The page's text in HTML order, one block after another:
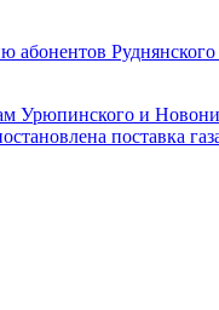
абонентов Руднянского
Урюпинского и
поставка